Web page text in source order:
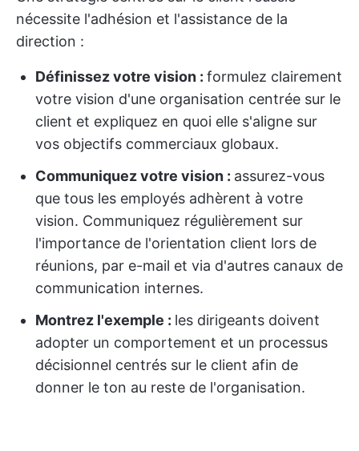
nécessite l'adhésion et l'assistance de la
direction :
Définissez votre vision : formulez clairement
votre vision d'une organisation centrée sur le
client et expliquez en quoi elle s'aligne sur
vos objectifs commerciaux globaux.
Communiquez votre vision : assurez-vous
que tous les employés adhèrent à votre
vision. Communiquez régulièrement sur
l'importance de l'orientation client lors de
réunions, par e-mail et via d'autres canaux de
communication internes.
Montrez l'exemple : les dirigeants doivent
adopter un comportement et un processus
décisionnel centrés sur le client afin de
donner le ton au reste de l'organisation.